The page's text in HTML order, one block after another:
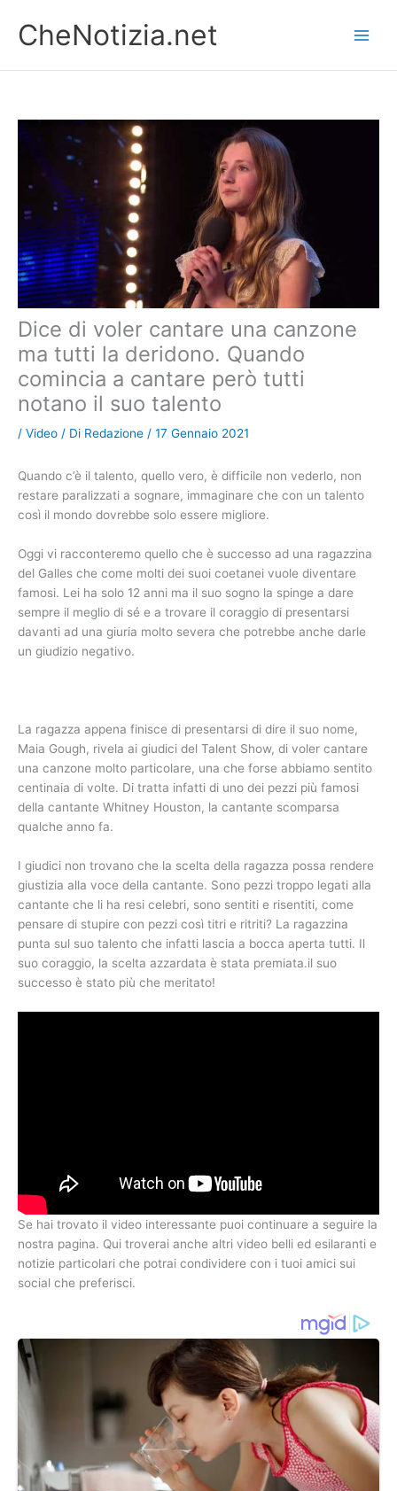
contenuto
CheNotizia.net
Dice di voler cantare una canzone
ma tutti la deridono. Quando
comincia a cantare però tutti
notano il suo talento
/ Video / Di Redazione / 17 Gennaio 2021
Quando c’è il talento, quello vero, è difficile non vederlo, non
restare paralizzati a sognare, immaginare che con un talento
così il mondo dovrebbe solo essere migliore.
Oggi vi racconteremo quello che è successo ad una ragazzina
del Galles che come molti dei suoi coetanei vuole diventare
famosi. Lei ha solo 12 anni ma il suo sogno la spinge a dare
sempre il meglio di sé e a trovare il coraggio di presentarsi
davanti ad una giuria molto severa che potrebbe anche darle
un giudizio negativo.
La ragazza appena finisce di presentarsi di dire il suo nome,
Maia Gough, rivela ai giudici del Talent Show, di voler cantare
una canzone molto particolare, una che forse abbiamo sentito
centinaia di volte. Di tratta infatti di uno dei pezzi più famosi
della cantante Whitney Houston, la cantante scomparsa
qualche anno fa.
I giudici non trovano che la scelta della ragazza possa rendere
giustizia alla voce della cantante. Sono pezzi troppo legati alla
cantante che li ha resi celebri, sono sentiti e risentiti, come
pensare di stupire con pezzi così titri e ritriti? La ragazzina
punta sul suo talento che infatti lascia a bocca aperta tutti. Il
suo coraggio, la scelta azzardata è stata premiata.il suo
successo è stato più che meritato!
Se hai trovato il video interessante puoi continuare a seguire la
nostra pagina. Qui troverai anche altri video belli ed esilaranti e
notizie particolari che potrai condividere con i tuoi amici sui
social che preferisci.